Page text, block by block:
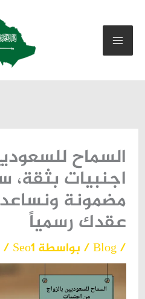
إلى
المحتوى
السماح
اجنبيات بثقة،
مضمونة
عقدك رسمياً
/
Blog/ بواسطة Seo1
/